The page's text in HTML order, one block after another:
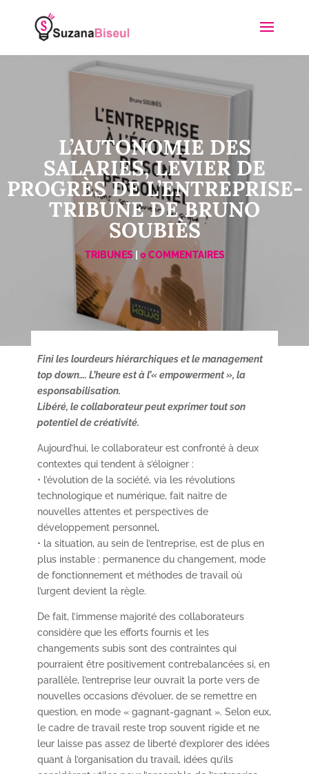
L’AUTONOMIE DES
SALARIES, LEVIER DE
PROGRÈS DE L’ENTREPRISE-
TRIBUNE DE BRUNO
SOUBIÈS
TRIBUNES| 0 COMMENTAIRES
Fini les lourdeurs hiérarchiques et le management
top down…. L’heure est à l’« empowerment », la
esponsabilisation.
Libéré, le collaborateur peut exprimer tout son
potentiel de créativité.
Aujourd’hui, le collaborateur est confronté à deux
contextes qui tendent à s’éloigner :
• l’évolution de la société, via les révolutions
technologique et numérique, fait naitre de
nouvelles attentes et perspectives de
développement personnel,
• la situation, au sein de l’entreprise, est de plus en
plus instable : permanence du changement, mode
de fonctionnement et méthodes de travail où
l’urgent devient la règle.
De fait, l’immense majorité des collaborateurs
considère que les efforts fournis et les
changements subis sont des contraintes qui
pourraient être positivement contrebalancées si, en
parallèle, l’entreprise leur ouvrait la porte vers de
nouvelles occasions d’évoluer, de se remettre en
question, en mode « gagnant-gagnant ». Selon eux,
le cadre de travail reste trop souvent rigide et ne
leur laisse pas assez de liberté d’explorer des idées
quant à l’organisation du travail, idées qu’ils